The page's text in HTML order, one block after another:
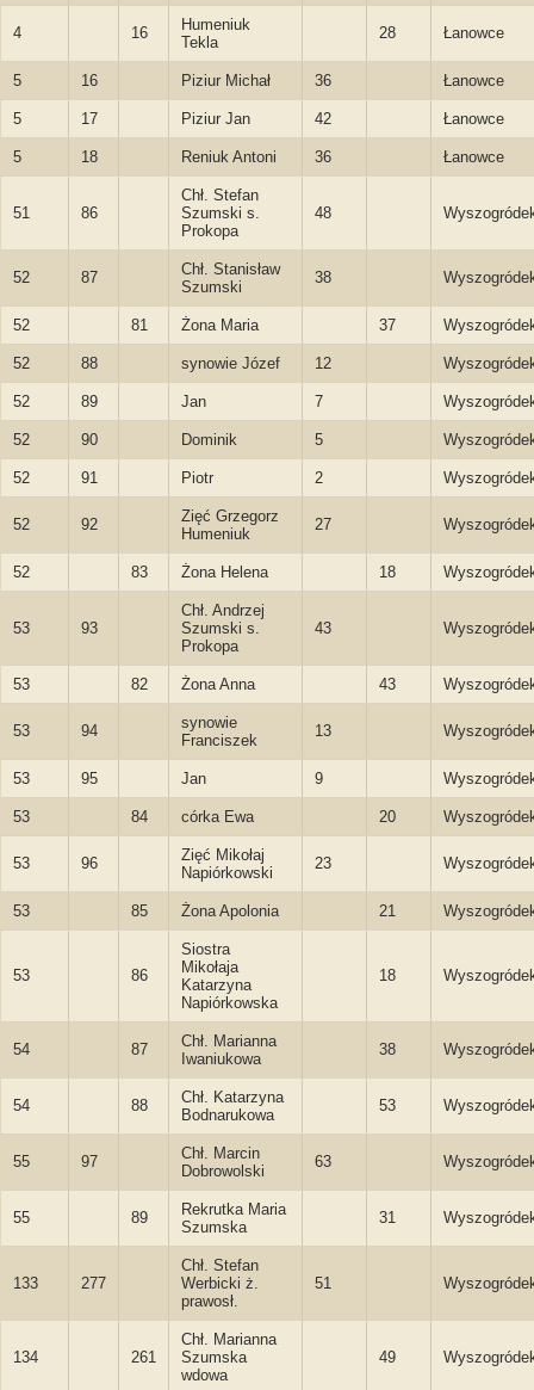
4 16
Humeniuk
Tekla
28 Łanowce
5 16 Piziur Michał 36 Łanowce
5 17 Piziur Jan 42 Łanowce
5 18 Reniuk Antoni 36 Łanowce
51 86
Chł. Stefan
Szumski s.
Prokopa
48
52 87
Chł. Stanisław
Szumski
38
52 81 Żona Maria 37
52 88 synowie Józef 12
52 89 Jan 7
52 90 Dominik 5
52 91 Piotr 2
52 92
Zięć Grzegorz
Humeniuk
27
52 83 Żona Helena 18
53 93
Chł. Andrzej
Szumski s.
Prokopa
43
53 82 Żona Anna 43
53 94
synowie
Franciszek
13
53 95 Jan 9
53 84 córka Ewa 20
53 96
Zięć Mikołaj
Napiórkowski
23
53 85 Żona Apolonia 21
53 86
Siostra
Mikołaja
Katarzyna
Napiórkowska
18
54 87
Chł. Marianna
Iwaniukowa
38
54 88
Chł. Katarzyna
Bodnarukowa
53
55 97
Chł. Marcin
Dobrowolski
63
55 89
Rekrutka Maria
Szumska
31
133 277
Chł. Stefan
Werbicki ż.
prawosł.
51
134 261
Chł. Marianna
Szumska
wdowa
49